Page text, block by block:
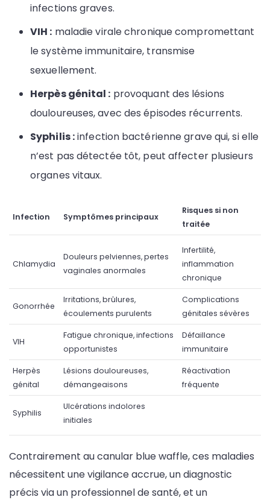
infections graves.
VIH : maladie virale chronique compromettant
le système immunitaire, transmise
sexuellement.
Herpès génital : provoquant des lésions
douloureuses, avec des épisodes récurrents.
Syphilis :infection bactérienne grave qui, si elle
n’est pas détectée tôt, peut affecter plusieurs
organes vitaux.
Infection Symptômes principaux
Risques si non
traitée
Chlamydia
Douleurs pelviennes, pertes
vaginales anormales
Infertilité,
inflammation
chronique
Gonorrhée
Irritations, brûlures,
écoulements purulents
Complications
génitales sévères
VIH
Fatigue chronique, infections
opportunistes
Défaillance
immunitaire
Herpès
génital
Lésions douloureuses,
démangeaisons
Réactivation
fréquente
Syphilis
Ulcérations indolores
initiales
Contrairement au canular blue waffle, ces maladies
nécessitent une vigilance accrue, un diagnostic
précis via un professionnel de santé, et un